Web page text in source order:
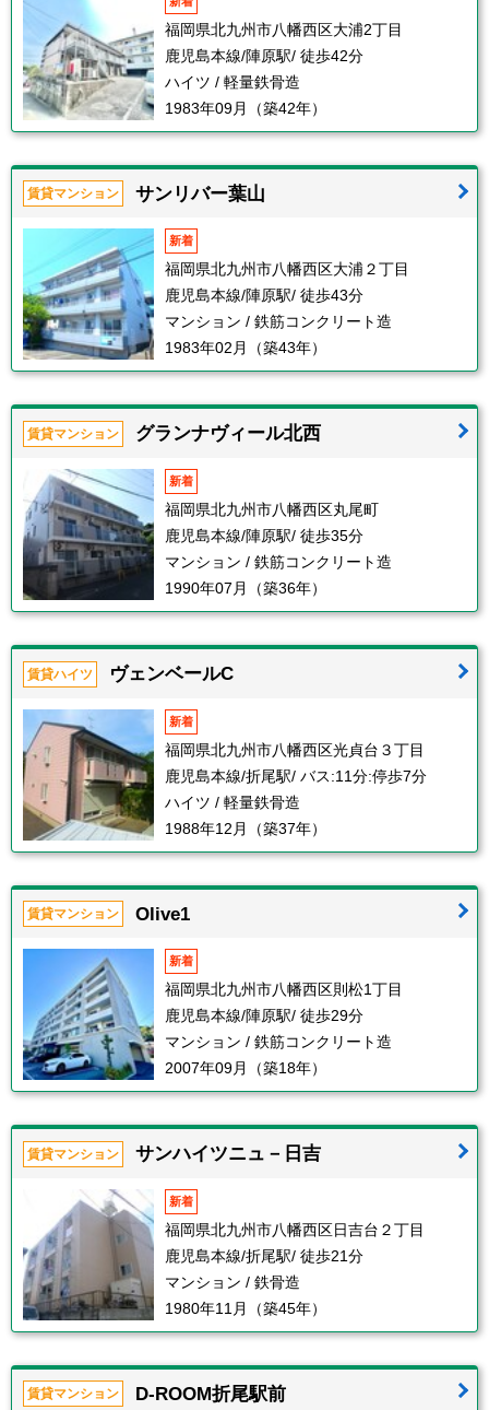
福岡県北九州市八幡西区大浦2丁目
鹿児島本線/陣原駅/ 徒歩42分
ハイツ / 軽量鉄骨造
1983年09月（築42年）
賃貸マンション サンリバー葉山
新着
福岡県北九州市八幡西区大浦２丁目
鹿児島本線/陣原駅/ 徒歩43分
マンション / 鉄筋コンクリート造
1983年02月（築43年）
賃貸マンション グランナヴィール北西
新着
福岡県北九州市八幡西区丸尾町
鹿児島本線/陣原駅/ 徒歩35分
マンション / 鉄筋コンクリート造
1990年07月（築36年）
賃貸ハイツ ヴェンベールC
新着
福岡県北九州市八幡西区光貞台３丁目
鹿児島本線/折尾駅/ バス:11分:停歩7分
ハイツ / 軽量鉄骨造
1988年12月（築37年）
賃貸マンション Olive1
新着
福岡県北九州市八幡西区則松1丁目
鹿児島本線/陣原駅/ 徒歩29分
マンション / 鉄筋コンクリート造
2007年09月（築18年）
賃貸マンション サンハイツニュ－日吉
新着
福岡県北九州市八幡西区日吉台２丁目
鹿児島本線/折尾駅/ 徒歩21分
マンション / 鉄骨造
1980年11月（築45年）
賃貸マンション D-ROOM折尾駅前